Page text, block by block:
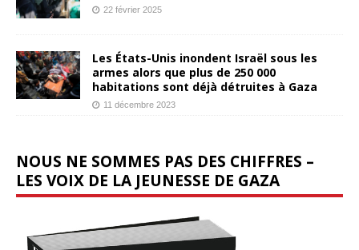
22 février 2025
Les États-Unis inondent Israël sous les
armes alors que plus de 250 000
habitations sont déjà détruites à Gaza
11 décembre 2023
NOUS NE SOMMES PAS DES CHIFFRES –
LES VOIX DE LA JEUNESSE DE GAZA